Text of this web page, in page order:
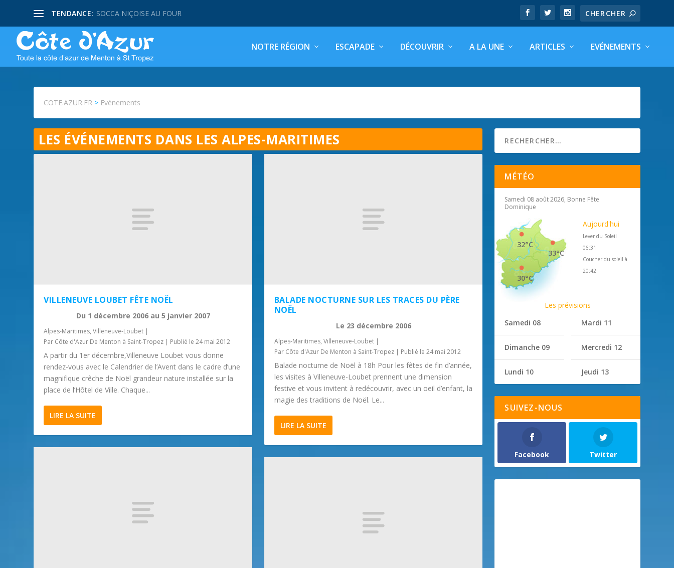
TENDANCE: SOCCA NIÇOISE AU FOUR
NOTRE RÉGION ESCAPADE DÉCOUVRIR A LA UNE ARTICLES EVÉNEMENTS
COTE.AZUR.FR > Evénements
LES ÉVÉNEMENTS DANS LES ALPES-MARITIMES
VILLENEUVE LOUBET FÊTE NOËL
Du 1 décembre 2006au 5 janvier 2007
Alpes-Maritimes,Villeneuve-Loubet |
Par Côte d'Azur De Menton à Saint-Tropez | Publié le 24 mai 2012
A partir du 1er décembre,Villeneuve Loubet vous donne
rendez-vous avec le Calendrier de l’Avent dans le cadre d’une
magnifique crêche de Noël grandeur nature installée sur la
place de l’Hôtel de Ville. Chaque...
LIRE LA SUITE
BALADE NOCTURNE SUR LES TRACES DU PÈRE
NOËL
Le 23 décembre 2006
Alpes-Maritimes, Villeneuve-Loubet|
Par Côte d'Azur De Menton à Saint-Tropez| Publié le 24 mai 2012
Balade nocturne de Noël à 18h Pour les fêtes de fin d’année,
les visites à Villeneuve-Loubet prennent une dimension
festive et vous invitent à redécouvrir, avec un oeil d’enfant, la
magie des traditions de Noël. Le...
LIRE LA SUITE
MÉTÉO
Samedi 08 août 2026, Bonne Fête
Dominique
33°C
32°C
30°C
Aujourd'hui
Lever du Soleil
06:31
Coucher du soleil à
20:42
Les prévisions
Samedi 08
Dimanche 09
Lundi 10
Mardi 11
Mercredi 12
Jeudi 13
SUIVEZ-NOUS
Facebook Twitter